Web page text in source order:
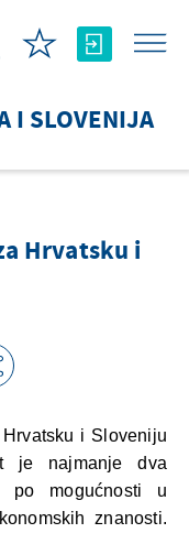
I SLOVENIJA
Hrvatsku i
i Sloveniju
je najmanje dva
po mogućnosti u
znanosti.